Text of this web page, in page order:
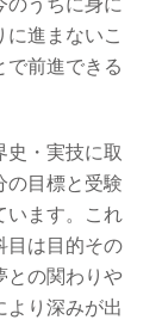
進まないこ
で前進できる
史・実技に取
の目標と受験
います。これ
目は目的その
との関わりや
より深みが出